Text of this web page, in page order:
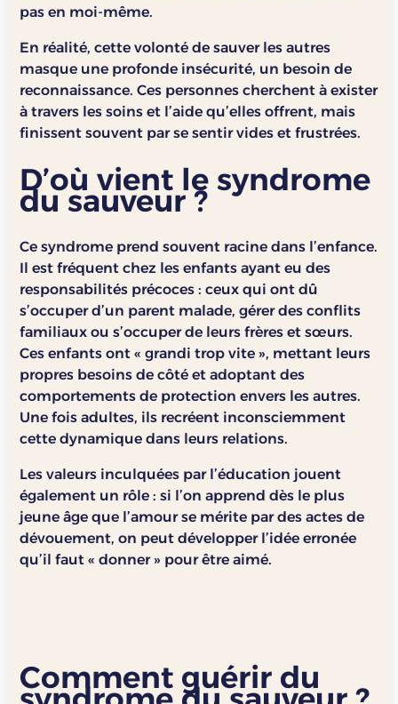
pas en moi-même.
En réalité, cette volonté de sauver les autres
masque une profonde insécurité, un besoin de
reconnaissance. Ces personnes cherchent à exister
à travers les soins et l’aide qu’elles offrent, mais
finissent souvent par se sentir vides et frustrées.
D’où vient le syndrome
du sauveur ?
Ce syndrome prend souvent racine dans l’enfance.
Il est fréquent chez les enfants ayant eu des
responsabilités précoces : ceux qui ont dû
s’occuper d’un parent malade, gérer des conflits
familiaux ou s’occuper de leurs frères et sœurs.
Ces enfants ont « grandi trop vite », mettant leurs
propres besoins de côté et adoptant des
comportements de protection envers les autres.
Une fois adultes, ils recréent inconsciemment
cette dynamique dans leurs relations.
Les valeurs inculquées par l’éducation jouent
également un rôle : si l’on apprend dès le plus
jeune âge que l’amour se mérite par des actes de
dévouement, on peut développer l’idée erronée
qu’il faut « donner » pour être aimé.
Comment guérir du